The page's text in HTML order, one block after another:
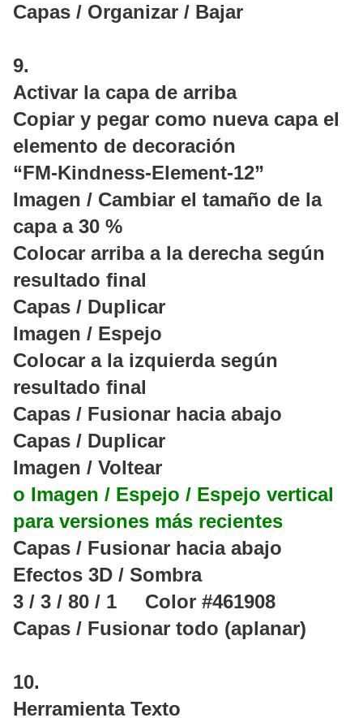
Capas / Organizar / Bajar
9.
Activar la capa de arriba
Copiar y pegar como nueva capa el
elemento de decoración
“FM-Kindness-Element-12”
Imagen / Cambiar el tamaño de la
capa a 30 %
Colocar arriba a la derecha según
resultado final
Capas / Duplicar
Imagen / Espejo
Colocar a la izquierda según
resultado final
Capas / Fusionar hacia abajo
Capas / Duplicar
Imagen / Voltear
o Imagen / Espejo / Espejo vertical
para versiones más recientes
Capas / Fusionar hacia abajo
Efectos 3D / Sombra
3 / 3 / 80 / 1 Color #461908
Capas / Fusionar todo (aplanar)
10.
Herramienta Texto